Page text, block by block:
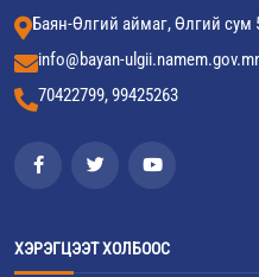
Баян-Өлгий аймаг, Өлгий сум
info@bayan-
70422799, 99425263
ХЭРЭГЦЭЭТ ХОЛБООС